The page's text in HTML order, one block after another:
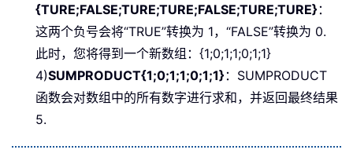
{TURE;FALSE;TURE;TURE;FALSE;TURE;TURE} ：
这两个负号会将“TRUE”转换为 1，“FALSE”转换为 0.
此时，您将得到一个新数组：{1;0;1;1;0;1;1}
4)SUMPRODUCT{1;0;1;1;0;1;1} ：SUMPRODUCT
函数会对数组中的所有数字进行求和，并返回最终结果
5.